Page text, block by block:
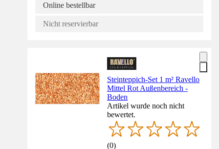
Online bestellbar
Nicht reservierbar
Steinteppich-Set 1 m² Ravello
Mittel Rot Außenbereich -
Boden
Artikel wurde noch nicht
bewertet.
(0)